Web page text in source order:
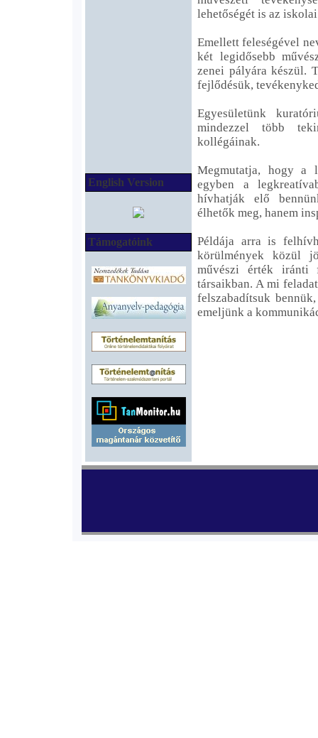
English Version
Támogatóink
lehetőségét is az
Emellett feleségével
két legidősebb
zenei pályára készül.
fejlődésük,
Egyesületünk
mindezzel több
kollégáinak.
Megmutatja, hogy a
egyben a
hívhatják elő
élhetők meg, hanem
Példája arra is
körülmények közül
művészi érték iránti
társaikban. A mi
felszabadítsuk
emeljünk a